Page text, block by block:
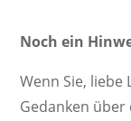
Noch ein
Wenn Sie, liebe
Gedanken